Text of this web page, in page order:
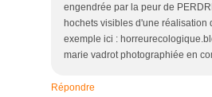
engendrée par la peur de
hochets visibles d'une réalisation
exemple ici :
marie vadrot photographiée en
Répondre